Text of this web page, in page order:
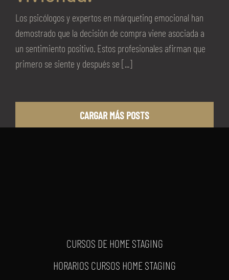
Los psicólogos y expertos en márqueting emocional han
demostrado que la decisión de compra viene asociada a
un sentimiento positivo. Estos profesionales afirman que
primero se siente y después se [...]
CARGAR MÁS POSTS
CURSOS DE HOME STAGING
HORARIOS CURSOS HOME STAGING